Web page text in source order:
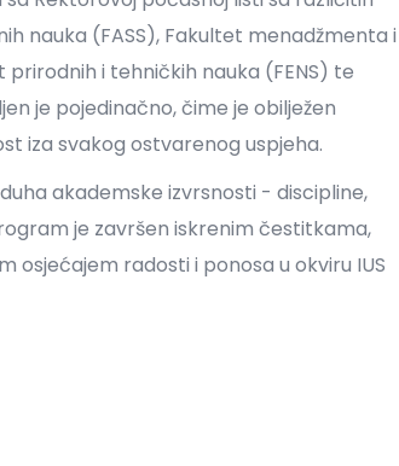
nauka (FASS), Fakultet menadžmenta i
i tehničkih nauka (FENS) te
je pojedinačno, čime je obilježen
iza svakog ostvarenog uspjeha.
akademske izvrsnosti - discipline,
je završen iskrenim čestitkama,
radosti i ponosa u okviru IUS